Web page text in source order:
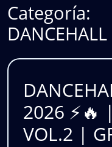
Categoría:
2026 ⚡🔥
VOL.2 |